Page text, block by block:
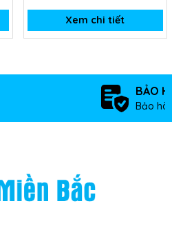
Xem chi tiết
BẢO
Bảo